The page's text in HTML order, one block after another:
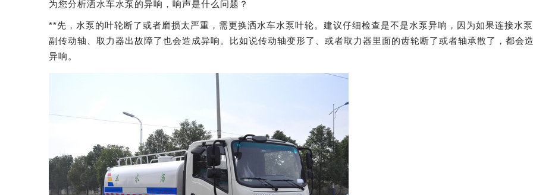
为您分析洒水车水泵的异响，响声是什么问题？
**先，水泵的叶轮断了或者磨损太严重，需更换洒水车水泵叶轮。建议仔细检查是不是水泵异响，因为如果连接水
副传动轴、取力器出故障了也会造成异响。比如说传动轴变形了、或者取力器里面的齿轮断了或者轴承散了，都会
异响。